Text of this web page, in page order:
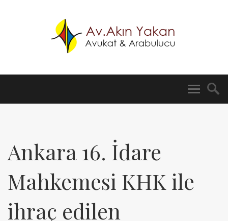
Ankara 16. İdare
Mahkemesi KHK ile
ihraç edilen